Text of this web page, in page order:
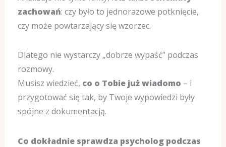
zachowań: czy było to jednorazowe potknięcie,
czy może powtarzający się wzorzec.
Dlatego nie wystarczy „dobrze wypaść” podczas
rozmowy.
Musisz wiedzieć, co o Tobie już wiadomo – i
przygotować się tak, by Twoje wypowiedzi były
spójne z dokumentacją.
Co dokładnie sprawdza psycholog podczas